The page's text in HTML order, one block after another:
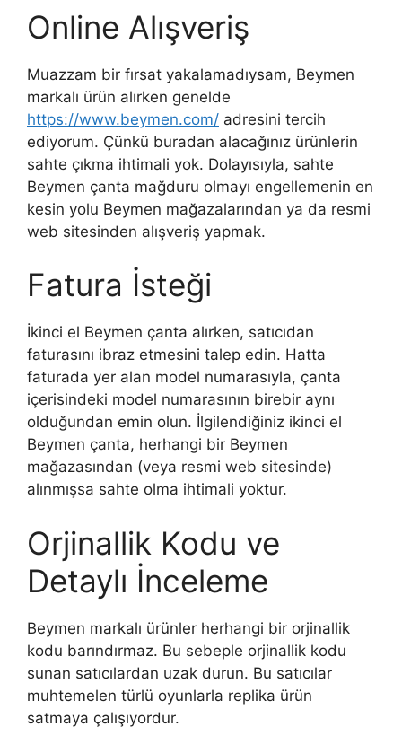
Online Alışveriş
Muazzam bir fırsat yakalamadıysam, Beymen
markalı ürün alırken genelde
https://www.beymen.com/ adresini tercih
ediyorum. Çünkü buradan alacağınız ürünlerin
sahte çıkma ihtimali yok. Dolayısıyla, sahte
Beymen çanta mağduru olmayı engellemenin en
kesin yolu Beymen mağazalarından ya da resmi
web sitesinden alışveriş yapmak.
Fatura İsteği
İkinci el Beymen çanta alırken, satıcıdan
faturasını ibraz etmesini talep edin. Hatta
faturada yer alan model numarasıyla, çanta
içerisindeki model numarasının birebir aynı
olduğundan emin olun. İlgilendiğiniz ikinci el
Beymen çanta, herhangi bir Beymen
mağazasından (veya resmi web sitesinde)
alınmışsa sahte olma ihtimali yoktur.
Orjinallik Kodu ve
Detaylı İnceleme
Beymen markalı ürünler herhangi bir orjinallik
kodu barındırmaz. Bu sebeple orjinallik kodu
sunan satıcılardan uzak durun. Bu satıcılar
muhtemelen türlü oyunlarla replika ürün
satmaya çalışıyordur.